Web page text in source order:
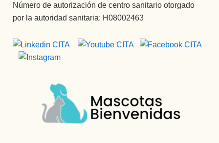
Número de autorización de centro sanitario otorgado
por la autoridad sanitaria: H08002463